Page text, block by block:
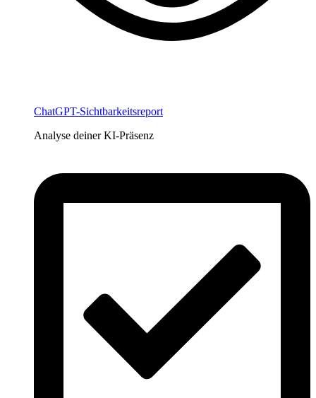
ChatGPT-Sichtbarkeitsreport
Analyse deiner KI-Präsenz